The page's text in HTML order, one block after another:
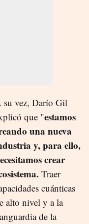
su vez, Darío Gil
que "estamos
una nueva
y, para ello,
crear
Traer
cuánticas
alto nivel y a la
de la